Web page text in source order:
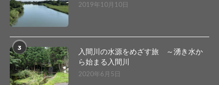
2019年10月10日
3
入間川の水源をめざす旅 ～湧き水か
ら始まる入間川
2020年6月5日